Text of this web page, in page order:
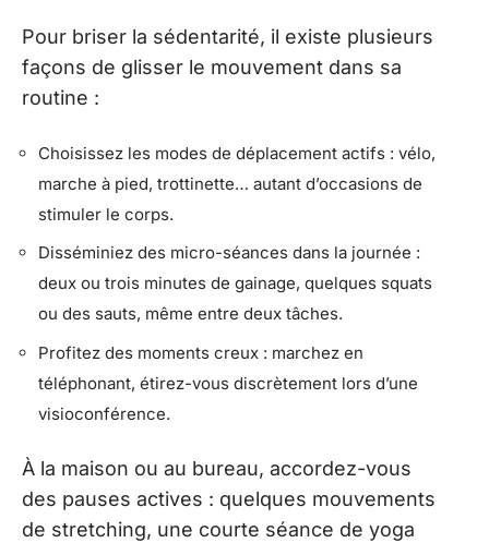
Pour briser la sédentarité, il existe plusieurs
façons de glisser le mouvement dans sa
routine :
Choisissez les modes de déplacement actifs : vélo,
marche à pied, trottinette… autant d’occasions de
stimuler le corps.
Disséminiez des micro-séances dans la journée :
deux ou trois minutes de gainage, quelques squats
ou des sauts, même entre deux tâches.
Profitez des moments creux : marchez en
téléphonant, étirez-vous discrètement lors d’une
visioconférence.
À la maison ou au bureau, accordez-vous
des pauses actives : quelques mouvements
de stretching, une courte séance de yoga